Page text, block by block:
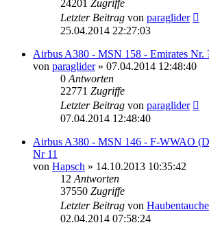
24201 Zugriffe
Letzter Beitrag von paraglider
25.04.2014 22:27:03
Airbus A380 - MSN 158 - Emirates Nr.
von paraglider» 07.04.2014 12:48:40
0 Antworten
22771 Zugriffe
Letzter Beitrag von paraglider
07.04.2014 12:48:40
Airbus A380 - MSN 146 - F-WWAO
Nr 11
von Hapsch » 14.10.2013 10:35:42
12 Antworten
37550 Zugriffe
Letzter Beitrag von
02.04.2014 07:58:24